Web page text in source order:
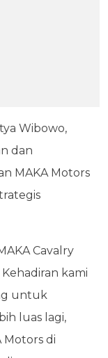
Wibowo,
dan
MAKA Motors
Cavalry
kami
untuk
luas lagi,
Motors di